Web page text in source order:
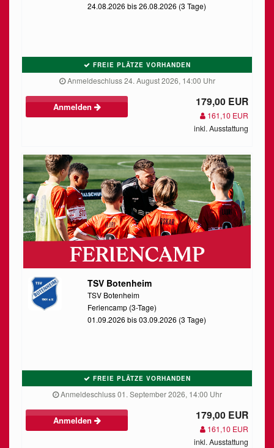
24.08.2026 bis 26.08.2026 (3 Tage)
FREIE PLÄTZE VORHANDEN
Anmeldeschluss 24. August 2026, 14:00 Uhr
Anmelden 179,00 EUR
161,10 EUR
inkl. Ausstattung
TSV Botenheim
TSV Botenheim
Feriencamp (3-Tage)
01.09.2026 bis 03.09.2026 (3 Tage)
FREIE PLÄTZE VORHANDEN
Anmeldeschluss 01. September 2026, 14:00 Uhr
Anmelden 179,00 EUR
161,10 EUR
inkl. Ausstattung